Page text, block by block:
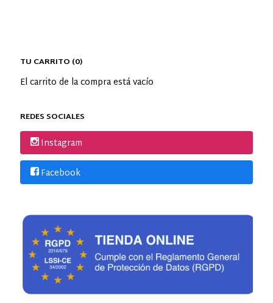
TU CARRITO (0)
El carrito de la compra está vacío
REDES SOCIALES
Instagram
Facebook